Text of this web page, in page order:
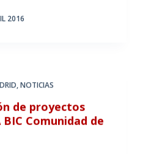
2016
,NOTICIAS
de proyectos
Comunidad de